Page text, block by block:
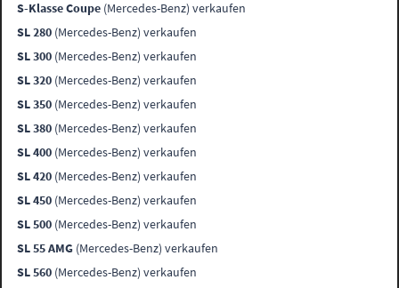
S-Klasse Coupe (Mercedes-Benz) verkaufen
SL 280 (Mercedes-Benz) verkaufen
SL 300 (Mercedes-Benz) verkaufen
SL 320 (Mercedes-Benz) verkaufen
SL 350 (Mercedes-Benz) verkaufen
SL 380 (Mercedes-Benz) verkaufen
SL 400 (Mercedes-Benz) verkaufen
SL 420 (Mercedes-Benz) verkaufen
SL 450 (Mercedes-Benz) verkaufen
SL 500 (Mercedes-Benz) verkaufen
SL 55 AMG (Mercedes-Benz) verkaufen
SL 560 (Mercedes-Benz) verkaufen